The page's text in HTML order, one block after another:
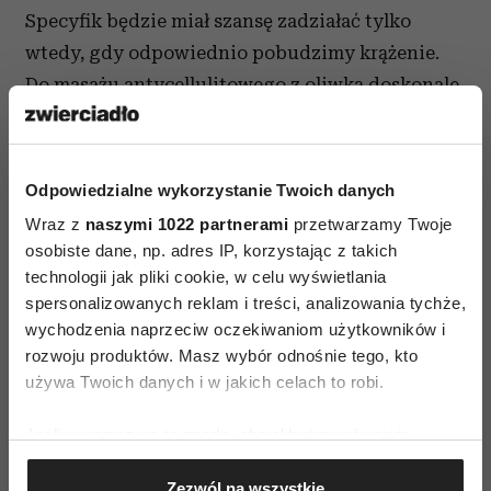
Odpowiedzialne wykorzystanie Twoich danych
Wraz z naszymi 1022 partnerami przetwarzamy Twoje
osobiste dane, np. adres IP, korzystając z takich
technologii jak pliki cookie, w celu wyświetlania
spersonalizowanych reklam i treści, analizowania tychże,
wychodzenia naprzeciw oczekiwaniom użytkowników i
rozwoju produktów. Masz wybór odnośnie tego, kto
używa Twoich danych i w jakich celach to robi.
Gromadzić dane dotyczące Twojej lokalizacji
Specyfik będzie miał szansę zadziałać tylko
wtedy, gdy odpowiednio pobudzimy krążenie.
Do masażu antycellulitowego z oliwką doskonale
nadają się chińskie bańki akupunkturowe.
Kupimy je niedrogo w aptece – radzi Ewa
Napiórkowska, farmaceutka z Apteki Medicover
peeling kawowy, np. BodyBoom.
#6 Zero słońca
Modelki nie mogą być opalone. W świecie mody
opalenizna jest zdecydowaniepassé . Poza tym
słonecznych sprawia, że ta szybciej się starzeje.